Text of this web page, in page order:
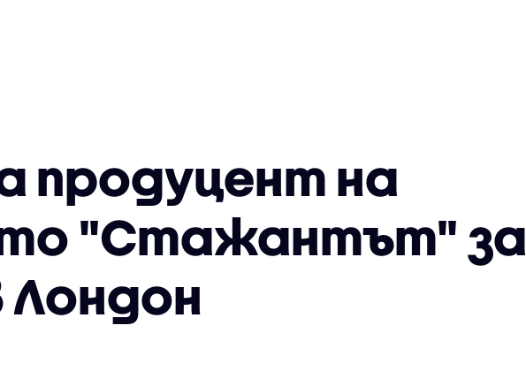
продуцент на
"Стажантът" за
Лондон